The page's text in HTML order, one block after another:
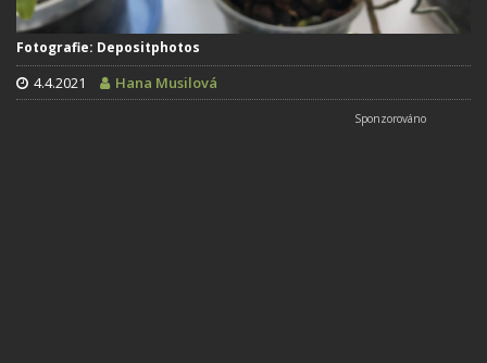
Fotografie: Depositphotos
4.4.2021 Hana Musilová